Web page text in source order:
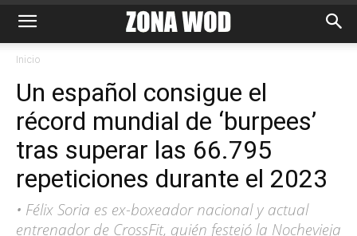
Inicio
Un español consigue el
récord mundial de ‘burpees’
tras superar las 66.795
repeticiones durante el 2023
• Félix Soria es ex-boxeador nacional y actual
entrenador de CrossFit, quién festejó la Nochevieja